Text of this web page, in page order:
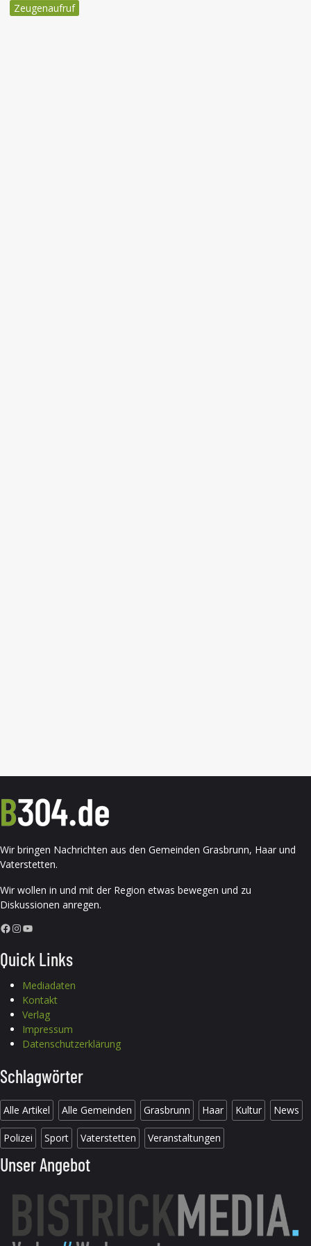
Zeugenaufruf
Wir bringen Nachrichten aus den Gemeinden Grasbrunn, Haar und
Vaterstetten.
Wir wollen in und mit der Region etwas bewegen und zu
Diskussionen anregen.
Facebook InstagramYouTube
Quick Links
Mediadaten
Kontakt
Verlag
Impressum
Datenschutzerklärung
Schlagwörter
Alle Artikel Alle Gemeinden Grasbrunn Haar Kultur News
Polizei Sport Vaterstetten Veranstaltungen
Unser Angebot